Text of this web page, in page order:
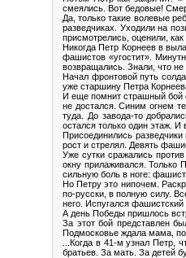
смеялись. Вот бедовые!
Да, только такие волевые
разведчиках. Уходили на
присмотрелись, оценили, как
Никогда Петр Корнеев в
фашистов «угостит».
возвращались. Знали, что
Начал фронтовой путь
уже старшину Петра
И еще помнит страшный бой
не достался. Синим огнем
туда. До завода-то
остался только один этаж.
Присоединились
рост и стрелял. Девять
Уже сутки сражались
окну прилаживался. Только
сильную боль в ноге:
Но Петру это нипочем.
по-русски, в полную силу.
него. Испугался
А день Победы пришлось
За этот бой представлен
Подмосковье ждала мама,
...Когда в 41-м узнал Петр,
братьев. За мать. За детей